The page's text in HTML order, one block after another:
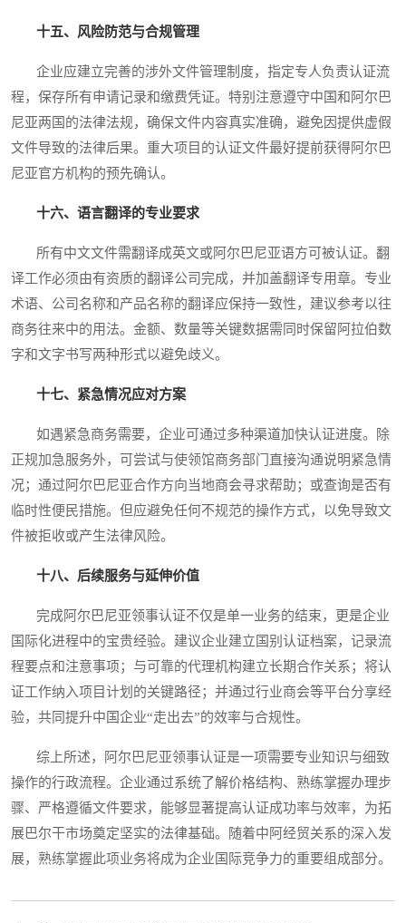
十五、风险防范与合规管理
企业应建立完善的涉外文件管理制度，指定专人负责认证流
程，保存所有申请记录和缴费凭证。特别注意遵守中国和阿尔巴
尼亚两国的法律法规，确保文件内容真实准确，避免因提供虚假
文件导致的法律后果。重大项目的认证文件最好提前获得阿尔巴
尼亚官方机构的预先确认。
十六、语言翻译的专业要求
所有中文文件需翻译成英文或阿尔巴尼亚语方可被认证。翻
译工作必须由有资质的翻译公司完成，并加盖翻译专用章。专业
术语、公司名称和产品名称的翻译应保持一致性，建议参考以往
商务往来中的用法。金额、数量等关键数据需同时保留阿拉伯数
字和文字书写两种形式以避免歧义。
十七、紧急情况应对方案
如遇紧急商务需要，企业可通过多种渠道加快认证进度。除
正规加急服务外，可尝试与使领馆商务部门直接沟通说明紧急情
况；通过阿尔巴尼亚合作方向当地商会寻求帮助；或查询是否有
临时性便民措施。但应避免任何不规范的操作方式，以免导致文
件被拒收或产生法律风险。
十八、后续服务与延伸价值
完成阿尔巴尼亚领事认证不仅是单一业务的结束，更是企业
国际化进程中的宝贵经验。建议企业建立国别认证档案，记录流
程要点和注意事项；与可靠的代理机构建立长期合作关系；将认
证工作纳入项目计划的关键路径；并通过行业商会等平台分享经
验，共同提升中国企业“走出去”的效率与合规性。
综上所述，阿尔巴尼亚领事认证是一项需要专业知识与细致
操作的行政流程。企业通过系统了解价格结构、熟练掌握办理步
骤、严格遵循文件要求，能够显著提高认证成功率与效率，为拓
展巴尔干市场奠定坚实的法律基础。随着中阿经贸关系的深入发
展，熟练掌握此项业务将成为企业国际竞争力的重要组成部分。